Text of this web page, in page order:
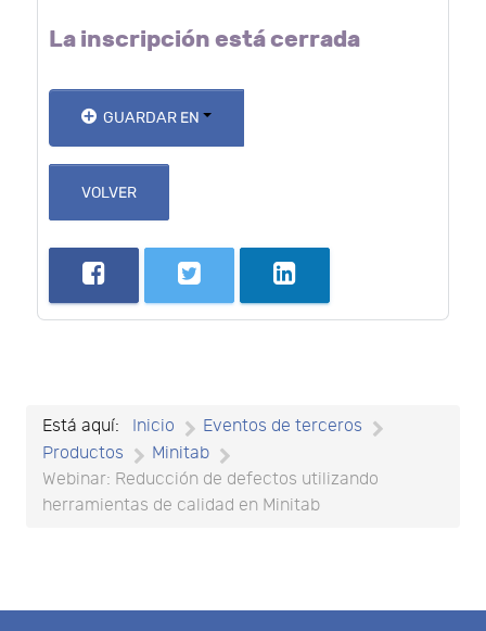
La inscripción está cerrada
GUARDAR EN
VOLVER
Está aquí: Inicio
Eventos de terceros
Productos
Minitab
Webinar: Reducción de defectos utilizando
herramientas de calidad en Minitab